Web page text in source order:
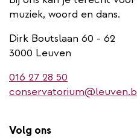
muziek, woord en dans.
Dirk Boutslaan 60 - 62
3000 Leuven
016 27 28 50
Volg ons